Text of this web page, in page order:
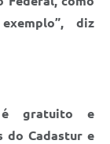
diz
é gratuito e
do Cadastur e